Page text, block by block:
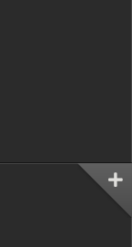
Семмі Нало.
вони
тоді як
Філ Перріс